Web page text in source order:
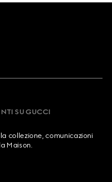
SU GUCCI
collezione, comunicazioni
Maison.